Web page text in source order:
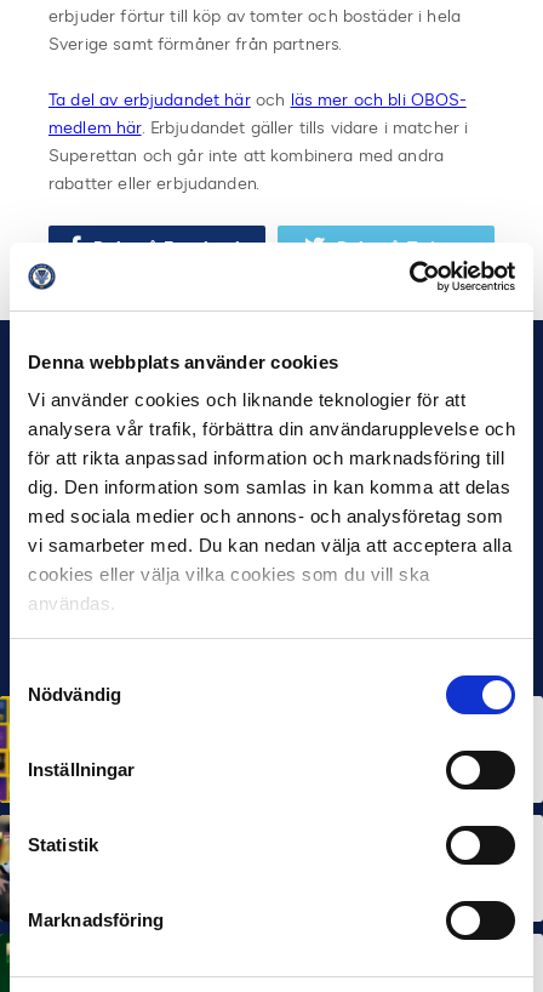
Denna webbplats använder cookies
Vi använder cookies och liknande teknologier för att
analysera vår trafik, förbättra din användarupplevelse och
för att rikta anpassad information och marknadsföring till
dig. Den information som samlas in kan komma att delas
med sociala medier och annons- och analysföretag som
vi samarbeter med. Du kan nedan välja att acceptera alla
cookies eller välja vilka cookies som du vill ska
användas.
Nödvändig
Inställningar
Statistik
Marknadsföring
erbjuder förtur till köp av tomter och bostäder i hela
Sverige samt förmåner från partners.
Ta del av erbjudandet häroch läs mer och bli OBOS-
medlem här. Erbjudandet gäller tills vidare i matcher i
Superettan och går inte att kombinera med andra
rabatter eller erbjudanden.
Dela på Facebook Dela på Twitter
rapport om Sveriges starkaste folkrörelse och
Dubbla Landskrona-priser när juni summeras